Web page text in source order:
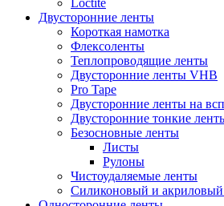
Loctite
Двусторонние ленты
Короткая намотка
Флексоленты
Теплопроводящие ленты
Двусторонние ленты VHB
Pro Tape
Двусторонние ленты на
Двусторонние тонкие
Безосновные ленты
Листы
Рулоны
Чистоудаляемые ленты
Силиконовый и акриловый